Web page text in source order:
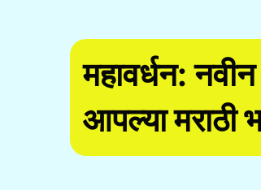
महावर्धन:
आपल्या मराठी